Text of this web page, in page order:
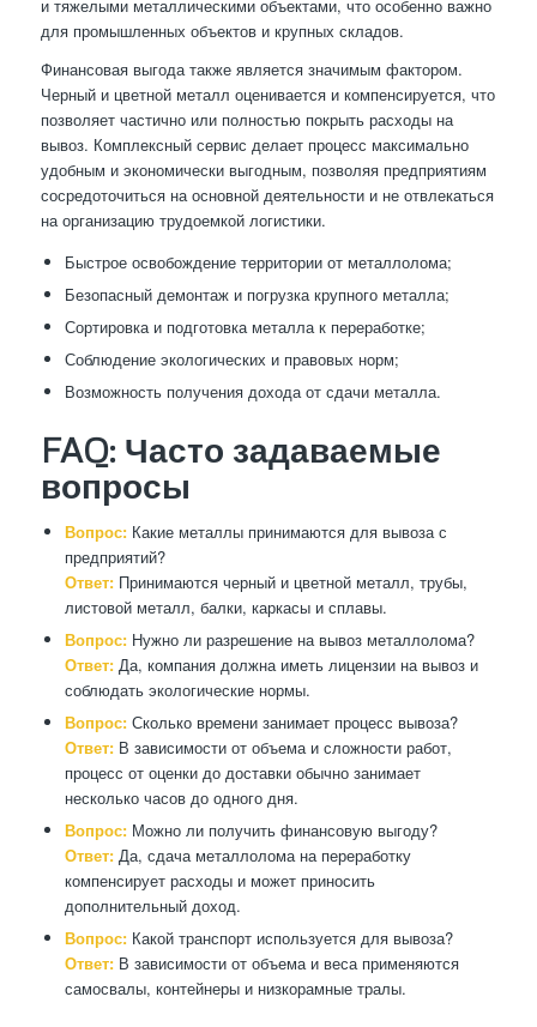
и тяжелыми металлическими объектами, что особенно важно
для промышленных объектов и крупных складов.
Финансовая выгода также является значимым фактором.
Черный и цветной металл оценивается и компенсируется, что
позволяет частично или полностью покрыть расходы на
вывоз. Комплексный сервис делает процесс максимально
удобным и экономически выгодным, позволяя предприятиям
сосредоточиться на основной деятельности и не отвлекаться
на организацию трудоемкой логистики.
Быстрое освобождение территории от металлолома;
Безопасный демонтаж и погрузка крупного металла;
Сортировка и подготовка металла к переработке;
Соблюдение экологических и правовых норм;
Возможность получения дохода от сдачи металла.
FAQ: Часто задаваемые
вопросы
Вопрос:Какие металлы принимаются для вывоза с
предприятий?
Ответ:Принимаются черный и цветной металл, трубы,
листовой металл, балки, каркасы и сплавы.
Вопрос:Нужно ли разрешение на вывоз металлолома?
Ответ:Да, компания должна иметь лицензии на вывоз и
соблюдать экологические нормы.
Вопрос:Сколько времени занимает процесс вывоза?
Ответ:В зависимости от объема и сложности работ,
процесс от оценки до доставки обычно занимает
несколько часов до одного дня.
Вопрос:Можно ли получить финансовую выгоду?
Ответ:Да, сдача металлолома на переработку
компенсирует расходы и может приносить
дополнительный доход.
Вопрос:Какой транспорт используется для вывоза?
Ответ:В зависимости от объема и веса применяются
самосвалы, контейнеры и низкорамные тралы.